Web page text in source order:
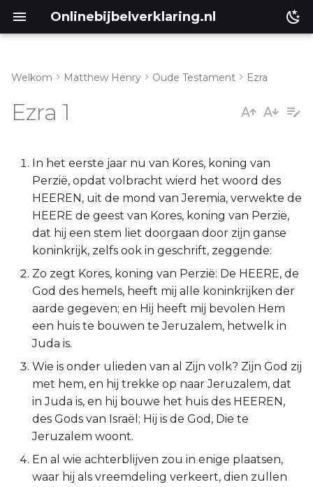
Onlinebijbelverklaring.nl
Ezra 1:5-11
Lukas
Johannes
Handelingen
Romeinen
1 Korinthe
2 Korinthe
Galaten
Éfeze
Filipenzen
Kolossenzen
Welkom Matthew Henry Oude Testament Ezra
Ezra 1
In het eerste jaar nu van Kores, koning van
Perzië, opdat volbracht wierd het woord des
HEEREN, uit de mond van Jeremia, verwekte de
HEERE de geest van Kores, koning van Perzië,
dat hij een stem liet doorgaan door zijn ganse
koninkrijk, zelfs ook in geschrift, zeggende:
Zo zegt Kores, koning van Perzië: De HEERE, de
God des hemels, heeft mij alle koninkrijken der
aarde gegeven; en Hij heeft mij bevolen Hem
een huis te bouwen te Jeruzalem, hetwelk in
Juda is.
Wie is onder ulieden van al Zijn volk? Zijn God zij
met hem, en hij trekke op naar Jeruzalem, dat
in Juda is, en hij bouwe het huis des HEEREN,
des Gods van Israël; Hij is de God, Die te
Jeruzalem woont.
En al wie achterblijven zou in enige plaatsen,
waar hij als vreemdeling verkeert, dien zullen